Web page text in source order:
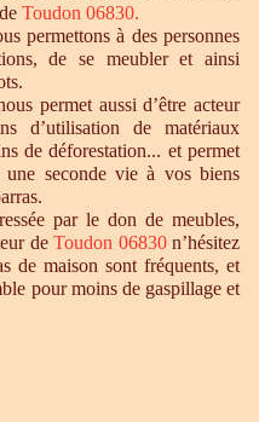
Toudon 06830.
permettons à des personnes
de se meubler et ainsi
permet aussi d’être acteur
d’utilisation de matériaux
de déforestation... et permet
seconde vie à vos biens
par le don de meubles,
deToudon 06830n’hésitez
de maison sont fréquents, et
pour moins de gaspillage et